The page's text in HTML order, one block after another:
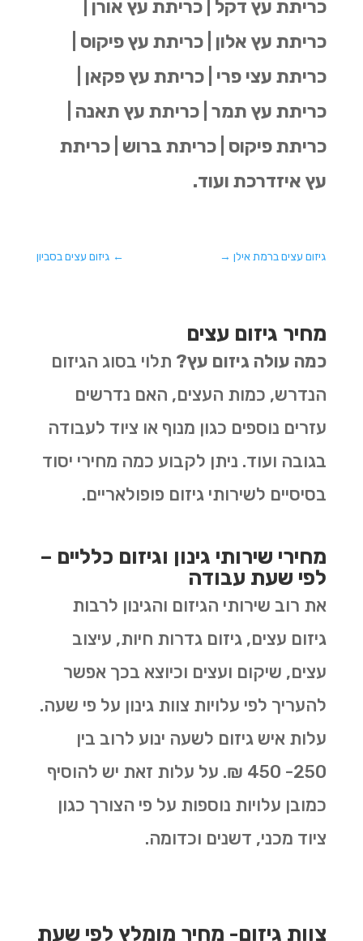
כריתת עץ דקל | כריתת עץ אורן |
כריתת עץ אלון | כריתת עץ פיקוס |
כריתת עצי פרי | כריתת עץ פקאן |
כריתת עץ תמר | כריתת עץ תאנה |
כריתת פיקוס | כריתת ברוש | כריתת
עץ איזדרכת ועוד.
← גיזום עצים בסביון גיזום עצים ברמת אילן→
מחיר גיזום עצים
כמה עולה גיזום עץ? תלוי בסוג הגיזום
הנדרש, כמות העצים, האם נדרשים
עזרים נוספים כגון מנוף או ציוד לעבודה
בגובה ועוד. ניתן לקבוע כמה מחירי יסוד
בסיסיים לשירותי גיזום פופולאריים.
מחירי שירותי גינון וגיזום כלליים –
לפי שעת עבודה
את רוב שירותי הגיזום והגינון לרבות
גיזום עצים, גיזום גדרות חיות, עיצוב
עצים, שיקום ועצים וכיוצא בכך אפשר
להעריך לפי עלויות צוות גינון על פי שעה.
עלות איש גיזום לשעה ינוע לרוב בין
250- 450 ₪. על עלות זאת יש להוסיף
כמובן עלויות נוספות על פי הצורך כגון
ציוד מכני, דשנים וכדומה.
צוות גיזום- מחיר מומלץ לפי שעת